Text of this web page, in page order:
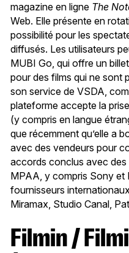
magazine en ligne The
Web. Elle présente en
possibilité pour les
diffusés. Les utilisateurs
MUBI Go, qui offre un
pour des films qui ne sont
son service de VSDA,
plateforme accepte la
(y compris en langue
que récemment qu’elle a
avec des vendeurs pour
accords conclus avec
MPAA, y compris Sony et
fournisseurs
Miramax, Studio Canal,
Filmin / Filmin Kids